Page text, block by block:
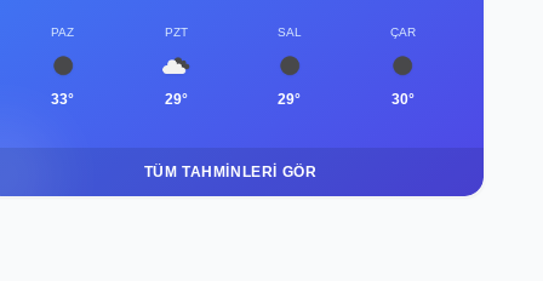
PAZ
33°
PZT
29°
SAL
29°
ÇAR
30°
TÜM TAHMINLERI GÖR